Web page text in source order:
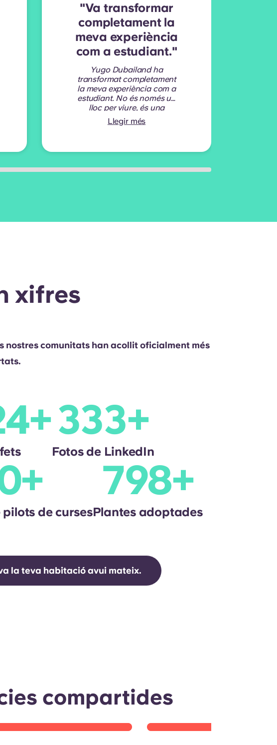
"Va transformar
completament la
meva experiència
com a estudiant."
Yugo Dubailand ha
transformat completament
la meva experiència com a
estudiant. No és només un
lloc per viure, és una
comunitat molt unida on
tothom es cuida els uns als
Llegir més
xifres
nostres comunitats han acollit oficialment més
+353+
Fotos de LinkedIn
+
de pilots de curses
2025 embolicat 🏁✨
a Austin... el 2025 es va centrar
Setembre a les Yugo
Espanya 🎉